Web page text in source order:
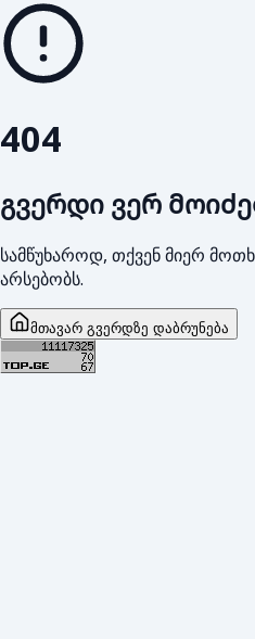
404
გვერდი ვერ
სამწუხაროდ, თქვენ მიერ
არსებობს.
მთავარ გვერდზე დაბრუნება